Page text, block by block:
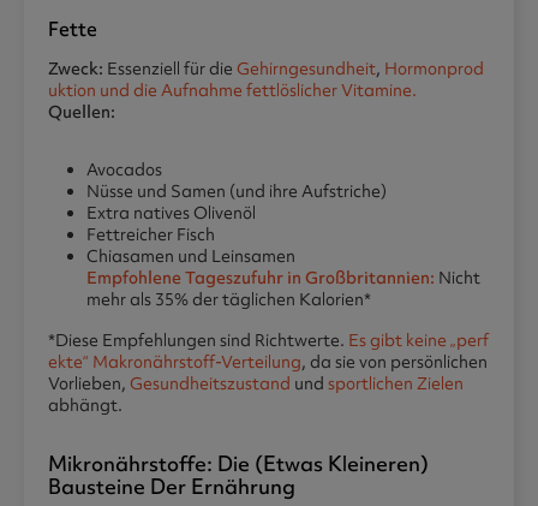
Fette
Zweck: Essenziell für die Gehirngesundheit, Hormonprod
uktion und die Aufnahme fettlöslicher Vitamine.
Quellen:
Avocados
Nüsse und Samen (und ihre Aufstriche)
Extra natives Olivenöl
Fettreicher Fisch
Chiasamen und Leinsamen
Empfohlene Tageszufuhr in Großbritannien: Nicht
mehr als 35% der täglichen Kalorien*
*Diese Empfehlungen sind Richtwerte. Es gibt keine „perf
ekte“ Makronährstoff-Verteilung, da sie von persönlichen
Vorlieben, Gesundheitszustand und sportlichen Zielen
abhängt.
Mikronährstoffe: Die (etwas Kleineren)
Bausteine Der Ernährung